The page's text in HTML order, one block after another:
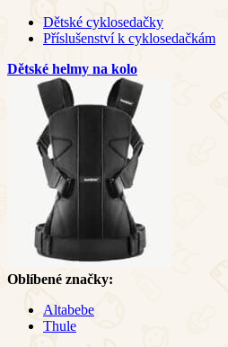
Dětské cyklosedačky
Příslušenství k cyklosedačkám
Dětské helmy na kolo
Oblíbené značky:
Altabebe
Thule